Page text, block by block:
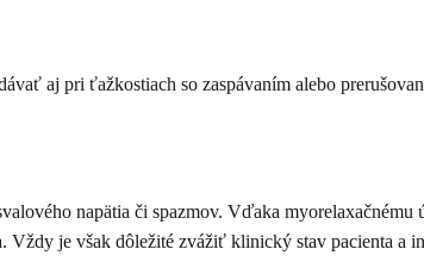
aj pri ťažkostiach so zaspávaním alebo
napätia či spazmov. Vďaka
je však dôležité zvážiť klinický stav pacienta a